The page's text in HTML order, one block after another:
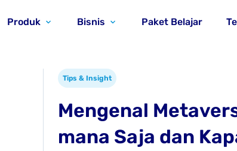
Produk Bisnis Paket Belajar
Tips & Insight
Mengenal
mana Saja dan